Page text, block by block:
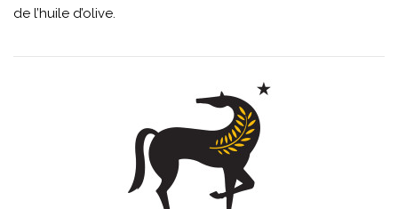
de l’huile d’olive.